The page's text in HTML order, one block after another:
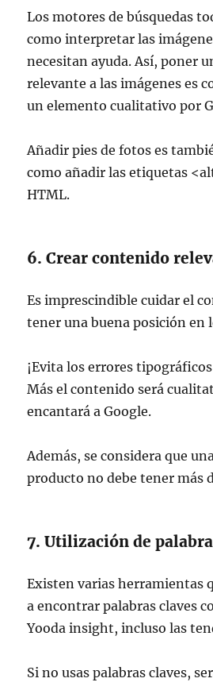
Los motores de búsquedas
como interpretar las
necesitan ayuda. Así, poner
relevante a las imágenes es
un elemento cualitativo por
Añadir pies de fotos es
como añadir las etiquetas
HTML.
6. Crear contenido
Es imprescindible cuidar el
tener una buena posición en
¡Evita los errores
Más el contenido será
encantará a Google.
Además, se considera que
producto no debe tener más
7. Utilización de
Existen varias herramientas
a encontrar palabras claves
Yooda insight, incluso las
Si no usas palabras claves,